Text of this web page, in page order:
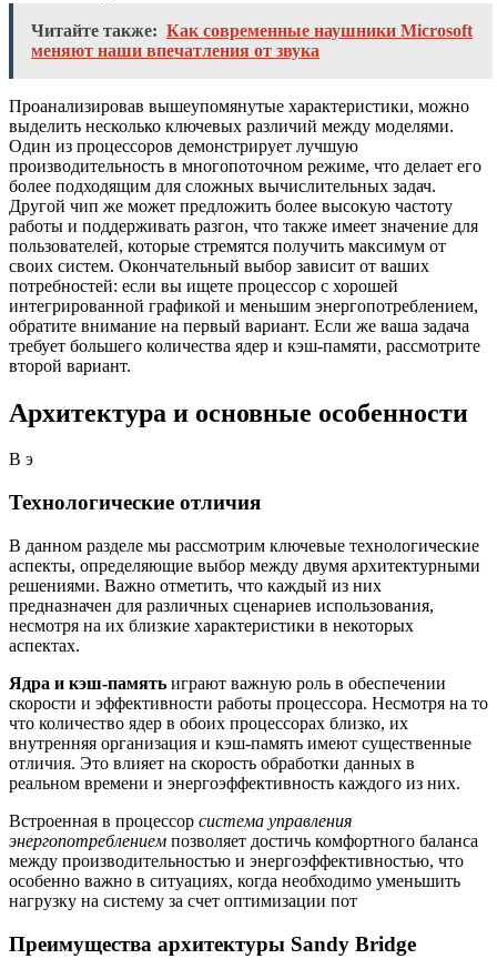
Читайте также: Как современные наушники Microsoft
меняют наши впечатления от звука
Проанализировав вышеупомянутые характеристики, можно
выделить несколько ключевых различий между моделями.
Один из процессоров демонстрирует лучшую
производительность в многопоточном режиме, что делает его
более подходящим для сложных вычислительных задач.
Другой чип же может предложить более высокую частоту
работы и поддерживать разгон, что также имеет значение для
пользователей, которые стремятся получить максимум от
своих систем. Окончательный выбор зависит от ваших
потребностей: если вы ищете процессор с хорошей
интегрированной графикой и меньшим энергопотреблением,
обратите внимание на первый вариант. Если же ваша задача
требует большего количества ядер и кэш-памяти, рассмотрите
второй вариант.
Архитектура и основные особенности
В э
Технологические отличия
В данном разделе мы рассмотрим ключевые технологические
аспекты, определяющие выбор между двумя архитектурными
решениями. Важно отметить, что каждый из них
предназначен для различных сценариев использования,
несмотря на их близкие характеристики в некоторых
аспектах.
Ядра и кэш-память играют важную роль в обеспечении
скорости и эффективности работы процессора. Несмотря на то
что количество ядер в обоих процессорах близко, их
внутренняя организация и кэш-память имеют существенные
отличия. Это влияет на скорость обработки данных в
реальном времени и энергоэффективность каждого из них.
Встроенная в процессор система управления
энергопотреблением позволяет достичь комфортного баланса
между производительностью и энергоэффективностью, что
особенно важно в ситуациях, когда необходимо уменьшить
нагрузку на систему за счет оптимизации пот
Преимущества архитектуры Sandy Bridge